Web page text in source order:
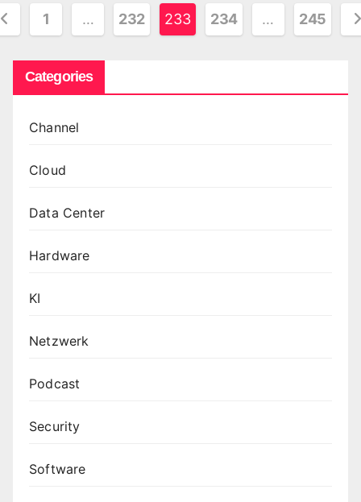
1 … 232 233 234 … 245
Categories
Channel
Cloud
Data Center
Hardware
KI
Netzwerk
Podcast
Security
Software